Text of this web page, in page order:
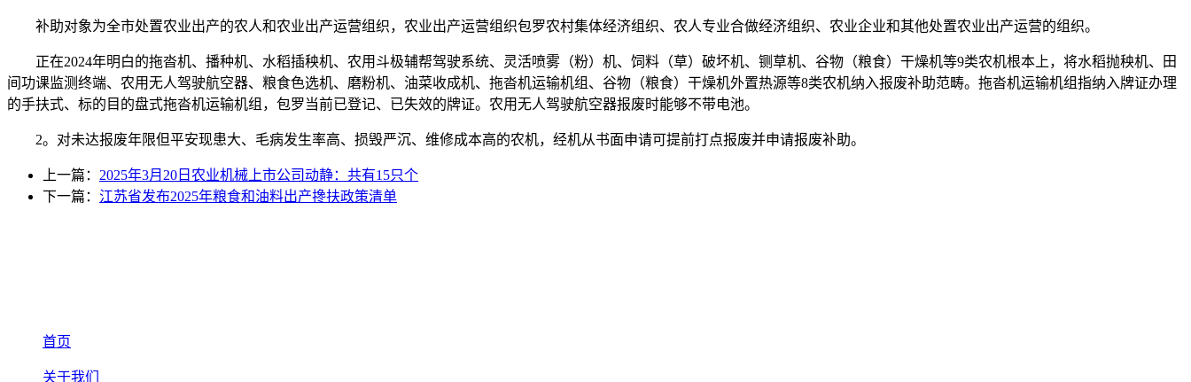
补助对象为全市处置农业出产的农人和农业出产运营组织，农业出产运营组织包罗农村集体经济组织、农人专业合做经济组织、农业企业和其他处置农业出产运营的组织。
正在2024年明白的拖沓机、播种机、水稻插秧机、农用斗极辅帮驾驶系统、灵活喷雾（粉）机、饲料（草）破坏机、铡草机、谷物（粮食）干燥机等9类农机根本上，将水稻抛秧机、田
间功课监测终端、农用无人驾驶航空器、粮食色选机、磨粉机、油菜收成机、拖沓机运输机组、谷物（粮食）干燥机外置热源等8类农机纳入报废补助范畴。拖沓机运输机组指纳入牌证办理
的手扶式、标的目的盘式拖沓机运输机组，包罗当前已登记、已失效的牌证。农用无人驾驶航空器报废时能够不带电池。
2。对未达报废年限但平安现患大、毛病发生率高、损毁严沉、维修成本高的农机，经机从书面申请可提前打点报废并申请报废补助。
上一篇： 2025年3月20日农业机械上市公司动静：共有15只个
下一篇： 江苏省发布2025年粮食和油料出产搀扶政策清单
首页
关于我们